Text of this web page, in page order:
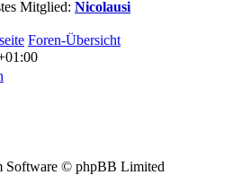
Mitglied: Nicolausi
Foren-Übersicht
Software © phpBB Limited